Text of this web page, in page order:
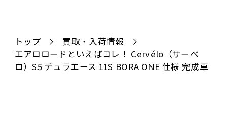
トップ
買取・入荷情報
エアロロードといえばコレ！ Cervélo（サーベ
ロ）S5 デュラエース 11S BORA ONE 仕様 完成車